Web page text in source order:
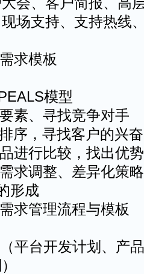
场支持、支持热线
求模板
模型
素、寻找竞争对手
序，寻找客户的兴
进行比较，找出优
求调整、差异化策略
形成
求管理流程与模板
平台开发计划、产